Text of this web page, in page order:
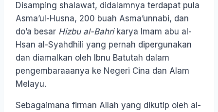
Disamping shalawat, didalamnya terdapat pula
Asma’ul-Husna, 200 buah Asma’unnabi, dan
do’a besar Hizbu al-Bahrikarya Imam abu al-
Hsan al-Syahdhili yang pernah dipergunakan
dan diamalkan oleh Ibnu Batutah dalam
pengembaraaanya ke Negeri Cina dan Alam
Melayu.
Sebagaimana firman Allah yang dikutip oleh al-